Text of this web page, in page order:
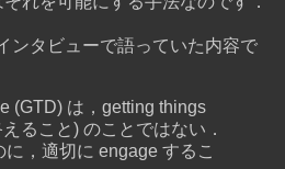
ンタビューで語っていた内容で
(GTD) は，getting things
ること) のことではない．
，適切に engage するこ